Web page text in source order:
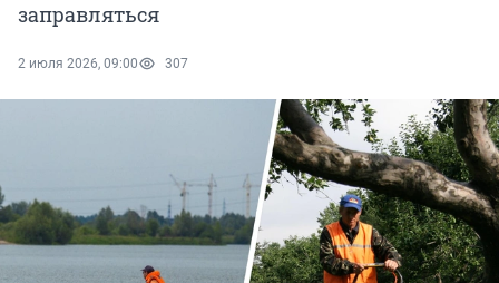
заправляться
2 июля 2026, 09:00 307